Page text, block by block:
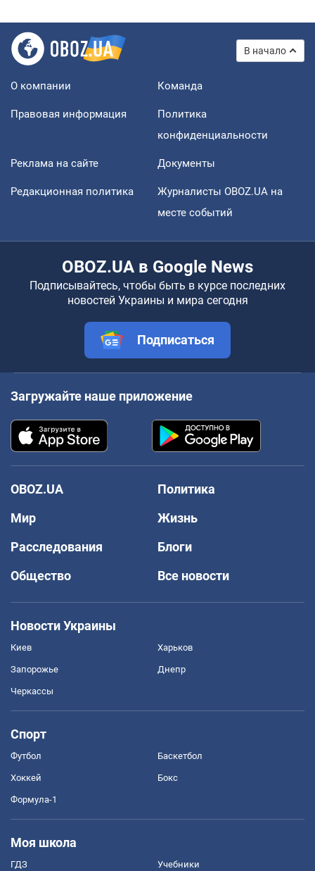
В начало
О компании Команда
Правовая информация
Политика
конфиденциальности
Реклама на сайте Документы
Редакционная политика
Журналисты OBOZ.UA на
месте событий
OBOZ.UA в Google News
Подписывайтесь, чтобы быть в курсе последних
новостей Украины и мира сегодня
Подписаться
Загружайте наше приложение
OBOZ.UA
Политика
Мир
Жизнь
Расследования
Блоги
Общество
Все новости
Новости Украины
Киев Харьков
Запорожье Днепр
Черкассы
Спорт
Футбол Баскетбол
Хоккей Бокс
Формула-1
Моя школа
ГДЗ Учебники